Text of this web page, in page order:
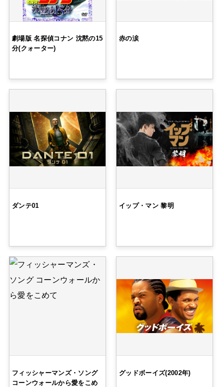
劇場版 名探偵コナン 沈黙の15
分(クォーター)
赤の涙
ダンテ01 イップ・マン 黎明
フィッシャーマンズ・ソング
コーンウォールから愛をこめ
グッドボーイズ(2002年)